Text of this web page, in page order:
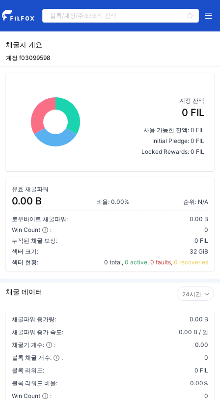
채굴자 개요
계정 f03099598
계정 잔액
0 FIL
사용 가능한 잔액: 0 FIL
Initial Pledge: 0 FIL
Locked Rewards: 0 FIL
유효 채굴파워
0.00 B 비율: 0.00% 순위: N/A
로우바이트 채굴파워:
0.00 B
Win Count
:
0
누적된 채굴 보상:
0 FIL
섹터 크기:
32 GiB
섹터 현황:
0 total, 0 active, 0 faults, 0 recoveries
채굴 데이터 24시간
채굴파워 증가량:
0.00 B
채굴파워 증가 속도:
0.00 B / 일
채굴기 개수:
:
0.00
블록 채굴 개수:
:
0
블록 리워드:
0 FIL
블록 리워드 비율:
0.00%
Win Count
:
0